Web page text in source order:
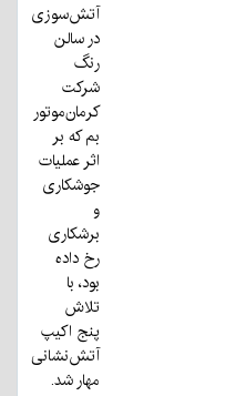
آتش‌سوزی
در سالن
رنگ
شرکت
کرمان‌موتور
بم که بر
اثر عملیات
جوشکاری
و
برشکاری
رخ داده
بود، با
تلاش
پنج اکیپ
آتش‌نشانی
مهار شد.